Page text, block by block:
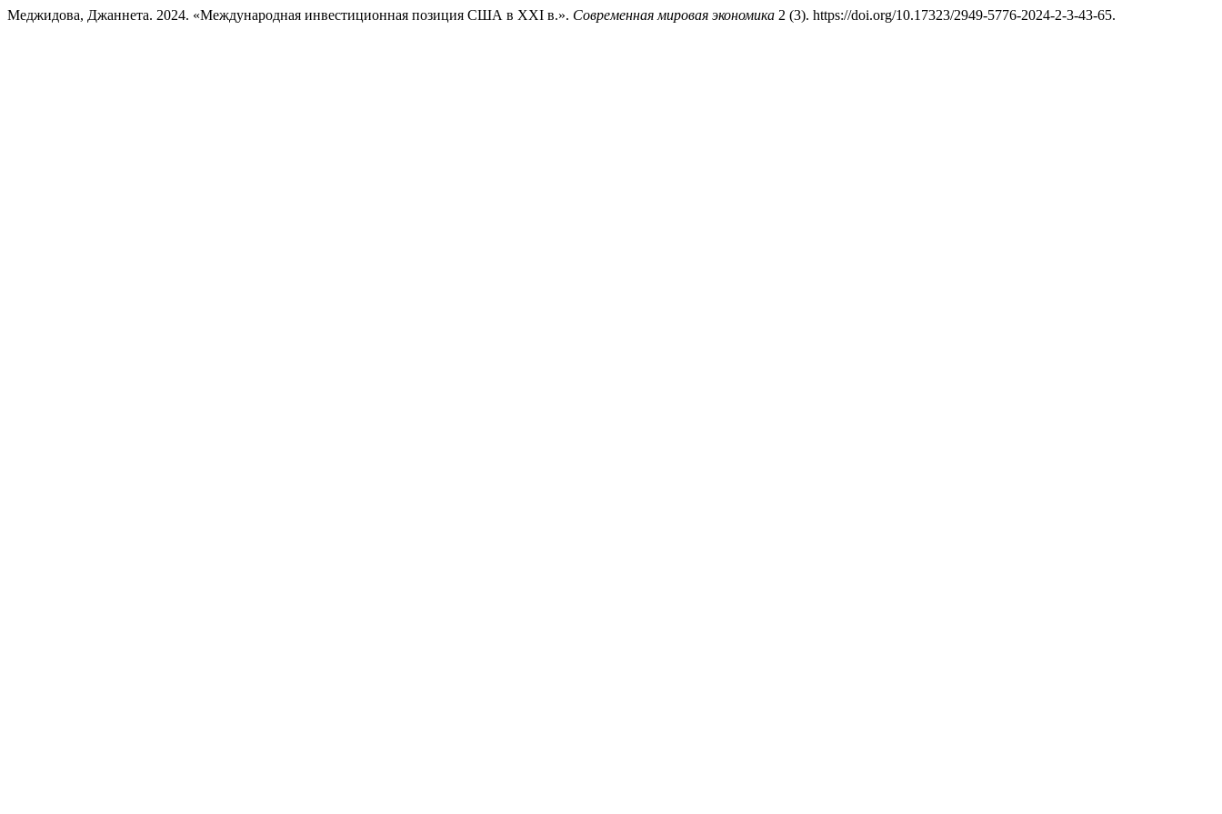
Меджидова, Джаннета. 2024. «Международная инвестиционная позиция США в XXI в.». Современная мировая экономика 2 (3). https://doi.org/10.17323/2949-5776-2024-2-3-43-65.